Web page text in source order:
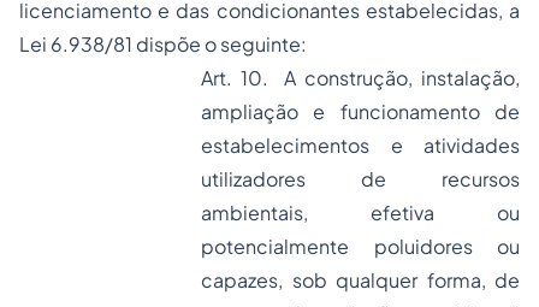
licenciamento e das condicionantes estabelecidas, a
Lei 6.938/81 dispõe o seguinte:
Art. 10. A construção, instalação,
ampliação e funcionamento de
estabelecimentos e atividades
utilizadores de recursos
ambientais, efetiva ou
potencialmente poluidores ou
capazes, sob qualquer forma, de